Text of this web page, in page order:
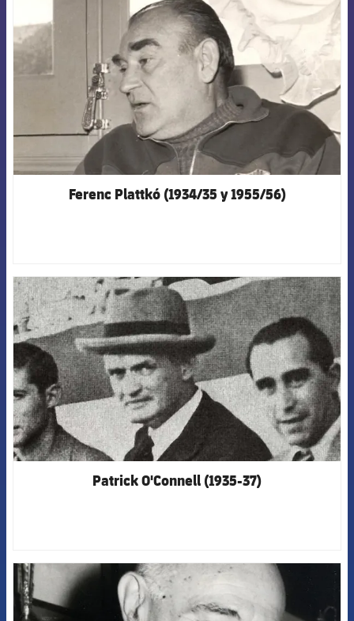
Ferenc Plattkó (1934/35 y 1955/56)
FCB Barcelona badge
Patrick O'Connell (1935-37)
FCB Barcelona badge